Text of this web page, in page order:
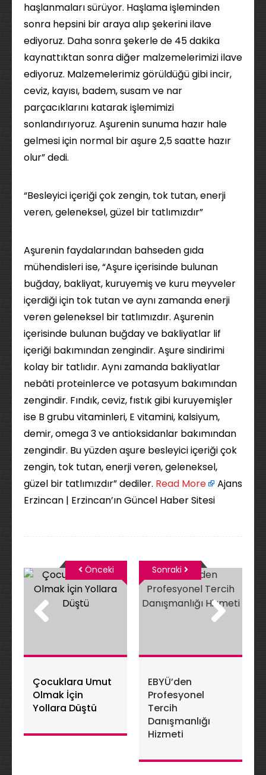
haşlanmaları sürüyor. Haşlama işleminden
sonra hepsini bir araya alıp şekerini ilave
ediyoruz. Daha sonra şekerle de 45 dakika
kaynattıktan sonra diğer malzemelerimizi ilave
ediyoruz. Malzemelerimiz görüldüğü gibi incir,
ceviz, kayısı, badem, susam ve nar
parçacıklarını katarak işlemimizi
sonlandırıyoruz. Aşurenin sunuma hazır hale
gelmesi için normal bir aşure 2,5 saatte hazır
olur” dedi.
“Besleyici içeriği çok zengin, tok tutan, enerji
veren, geleneksel, güzel bir tatlımızdır”
Aşurenin faydalarından bahseden gıda
mühendisleri ise, “Aşure içerisinde bulunan
buğday, bakliyat, kuruyemiş ve kuru meyveler
içerdiği için tok tutan ve aynı zamanda enerji
veren geleneksel bir tatlımızdır. Aşurenin
içerisinde bulunan buğday ve bakliyatlar lif
içeriği bakımından zengindir. Aşure sindirimi
kolay bir tatlıdır. Aynı zamanda bakliyatlar
nebâti proteinlerce ve potasyum bakımından
zengindir. Fındık, ceviz, fıstık gibi kuruyemişler
ise B grubu vitaminleri, E vitamini, kalsiyum,
demir, omega 3 ve antioksidanlar bakımından
zengindir. Bu yüzden aşure besleyici içeriği çok
zengin, tok tutan, enerji veren, geleneksel,
güzel bir tatlımızdır” dediler. ​ Read More
Ajans
Erzincan | Erzincan’ın Güncel Haber Sitesi
Çocuklara Umut
Olmak İçin
Yollara Düştü
Önceki
EBYÜ’den
Profesyonel
Tercih
Danışmanlığı
Hizmeti
Sonraki